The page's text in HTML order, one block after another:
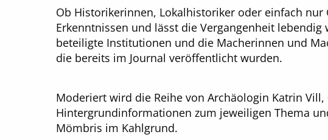
Ob Historikerinnen, Lokalhistoriker oder einfach
Erkenntnissen und lässt die Vergangenheit
beteiligte Institutionen und die Macherinnen und
die bereits im Journal veröffentlicht wurden.
Moderiert wird die Reihe von Archäologin Katrin
Hintergrundinformationen zum jeweiligen Thema
Mömbris im Kahlgrund.